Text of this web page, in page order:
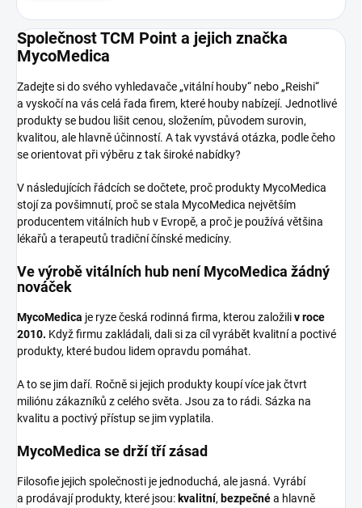
Společnost TCM Point a jejich značka
MycoMedica
Zadejte si do svého vyhledavače „vitální houby“ nebo „Reishi“
a vyskočí na vás celá řada firem, které houby nabízejí. Jednotlivé
produkty se budou lišit cenou, složením, původem surovin,
kvalitou, ale hlavně účinností. A tak vyvstává otázka, podle čeho
se orientovat při výběru z tak široké nabídky?
V následujících řádcích se dočtete, proč produkty MycoMedica
stojí za povšimnutí, proč se stala MycoMedica největším
producentem vitálních hub v Evropě, a proč je používá většina
lékařů a terapeutů tradiční čínské medicíny.
Ve výrobě vitálních hub není MycoMedica žádný
nováček
MycoMedica je ryze česká rodinná firma, kterou založiliv roce
2010. Když firmu zakládali, dali si za cíl vyrábět kvalitní a poctivé
produkty, které budou lidem opravdu pomáhat.
A to se jim daří. Ročně si jejich produkty koupí více jak čtvrt
miliónu zákazníků z celého světa. Jsou za to rádi. Sázka na
kvalitu a poctivý přístup se jim vyplatila.
MycoMedica se drží tří zásad
Filosofie jejich společnosti je jednoduchá, ale jasná. Vyrábí
a prodávají produkty, které jsou: kvalitní, bezpečnéa hlavně